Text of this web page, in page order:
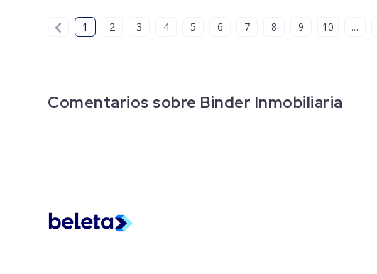
1 2 3 4 5 6 7 8 9 10 ...
Comentarios sobre Binder Inmobiliaria